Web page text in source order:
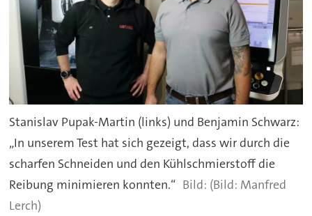
Stanislav Pupak-Martin (links) und Benjamin Schwarz:
„In unserem Test hat sich gezeigt, dass wir durch die
scharfen Schneiden und den Kühlschmierstoff die
Reibung minimieren konnten.“
(Bild: Manfred
Lerch)